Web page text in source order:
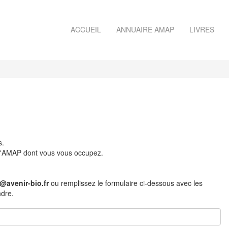
ACCUEIL ANNUAIRE AMAP LIVRES
dont vous vous occupez.
bio.frou remplissez le formulaire ci-dessous avec les